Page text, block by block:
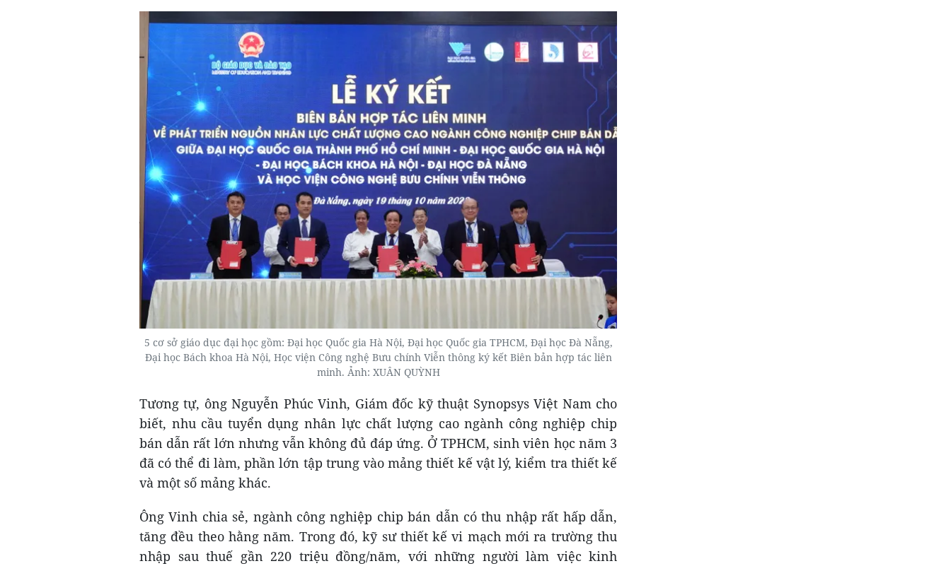
5 cơ sở giáo dục đại học gồm: Đại học Quốc gia Hà Nội, Đại học Quốc gia TPHCM, Đại học Đà Nẵng,
Đại học Bách khoa Hà Nội, Học viện Công nghệ Bưu chính Viễn thông ký kết Biên bản hợp tác liên
minh. Ảnh: XUÂN QUỲNH
Tương tự, ông Nguyễn Phúc Vinh, Giám đốc kỹ thuật Synopsys Việt Nam cho
biết, nhu cầu tuyển dụng nhân lực chất lượng cao ngành công nghiệp chip
bán dẫn rất lớn nhưng vẫn không đủ đáp ứng. Ở TPHCM, sinh viên học năm 3
đã có thể đi làm, phần lớn tập trung vào mảng thiết kế vật lý, kiểm tra thiết kế
và một số mảng khác.
Ông Vinh chia sẻ, ngành công nghiệp chip bán dẫn có thu nhập rất hấp dẫn,
tăng đều theo hằng năm. Trong đó, kỹ sư thiết kế vi mạch mới ra trường thu
nhập sau thuế gần 220 triệu đồng/năm, với những người làm việc kinh